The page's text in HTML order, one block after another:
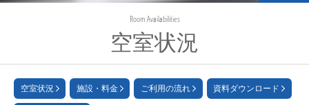
空室状況
Room Availabilities
空室状況 施設・料金 ご利用の流れ 資料ダウンロード